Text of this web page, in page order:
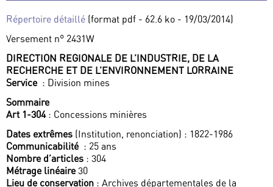
Répertoire détaillé (format pdf - 62.6 ko - 19/03/2014)
Versement n° 2431W
DIRECTION REGIONALE DE L’INDUSTRIE, DE LA
RECHERCHE ET DE L’ENVIRONNEMENT LORRAINE
Service : Division mines
Sommaire
Art 1-304: Concessions minières
Dates extrêmes (Institution, renonciation) : 1822-1986
Communicabilité : 25 ans
Nombre d’articles : 304
Métrage linéaire30
Lieu de conservation : Archives départementales de la